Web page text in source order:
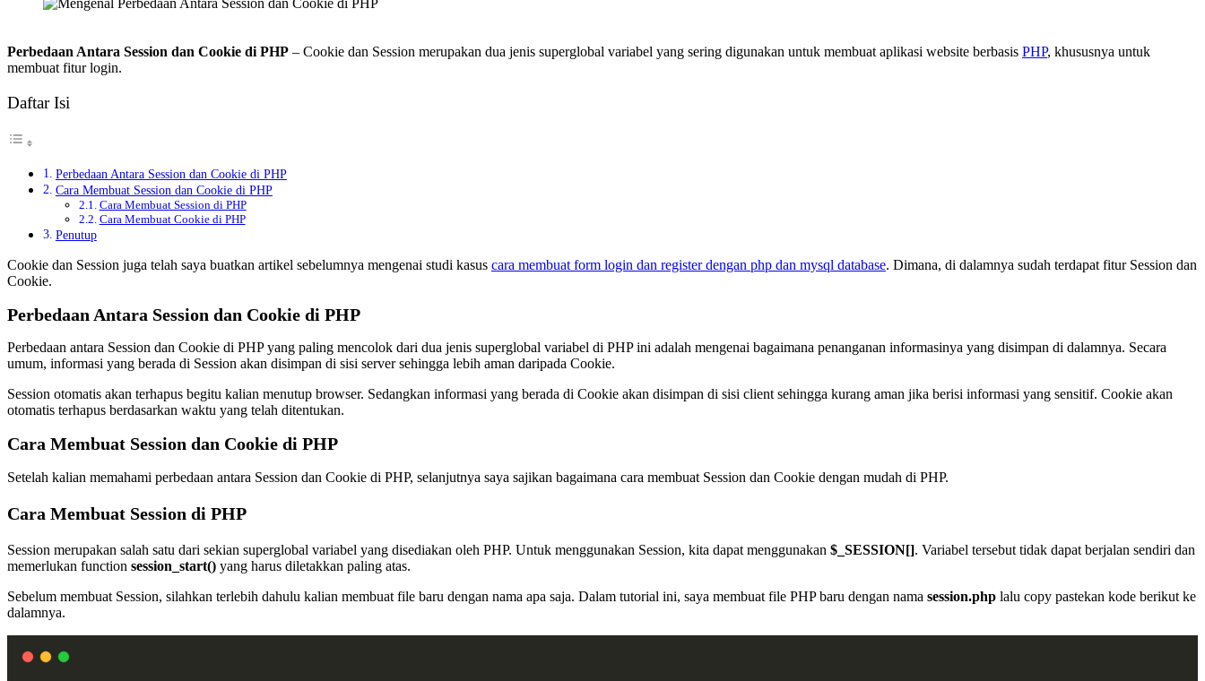
Perbedaan Antara Session dan Cookie di PHP – Cookie dan Session merupakan dua jenis superglobal variabel yang sering digunakan untuk membuat aplikasi website berbasis PHP, khususnya untuk
membuat fitur login.
Daftar Isi
Perbedaan Antara Session dan Cookie di PHP
Cara Membuat Session dan Cookie di PHP
Cara Membuat Session di PHP
Cara Membuat Cookie di PHP
Penutup
Cookie dan Session juga telah saya buatkan artikel sebelumnya mengenai studi kasus cara membuat form login dan register dengan php dan mysql database. Dimana, di dalamnya sudah terdapat fitur Session dan
Cookie.
Perbedaan Antara Session dan Cookie di PHP
Perbedaan antara Session dan Cookie di PHP yang paling mencolok dari dua jenis superglobal variabel di PHP ini adalah mengenai bagaimana penanganan informasinya yang disimpan di dalamnya. Secara
umum, informasi yang berada di Session akan disimpan di sisi server sehingga lebih aman daripada Cookie.
Session otomatis akan terhapus begitu kalian menutup browser. Sedangkan informasi yang berada di Cookie akan disimpan di sisi client sehingga kurang aman jika berisi informasi yang sensitif. Cookie akan
otomatis terhapus berdasarkan waktu yang telah ditentukan.
Cara Membuat Session dan Cookie di PHP
Setelah kalian memahami perbedaan antara Session dan Cookie di PHP, selanjutnya saya sajikan bagaimana cara membuat Session dan Cookie dengan mudah di PHP.
Cara Membuat Session di PHP
Session merupakan salah satu dari sekian superglobal variabel yang disediakan oleh PHP. Untuk menggunakan Session, kita dapat menggunakan $_SESSION[]. Variabel tersebut tidak dapat berjalan sendiri dan
memerlukan function session_start() yang harus diletakkan paling atas.
Sebelum membuat Session, silahkan terlebih dahulu kalian membuat file baru dengan nama apa saja. Dalam tutorial ini, saya membuat file PHP baru dengan nama session.php lalu copy pastekan kode berikut ke
dalamnya.